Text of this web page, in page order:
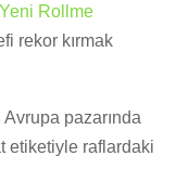
Rollme
rekor kırmak
Avrupa pazarında
etiketiyle raflardaki